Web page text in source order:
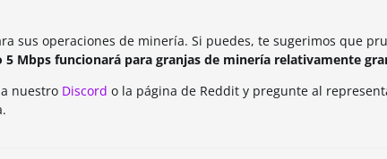
sus operaciones de minería. Si puedes, te sugerimos que
Mbps funcionará para granjas de minería relativamente
nuestro Discord o la página de Reddit y pregunte al